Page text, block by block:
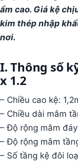
ẩm cao. Giá kệ
kim thép nhập
nơi.
I. Thông số
x 1.2
– Chiều cao kệ:
– Chiều dài mâm
– Độ rộng mâm
– Độ rộng mâm
– Số tầng kệ đôi